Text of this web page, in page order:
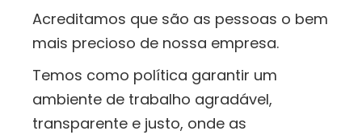
Acreditamos que são as pessoas o bem
mais precioso de nossa empresa.
Temos como política garantir um
ambiente de trabalho agradável,
transparente e justo, onde as